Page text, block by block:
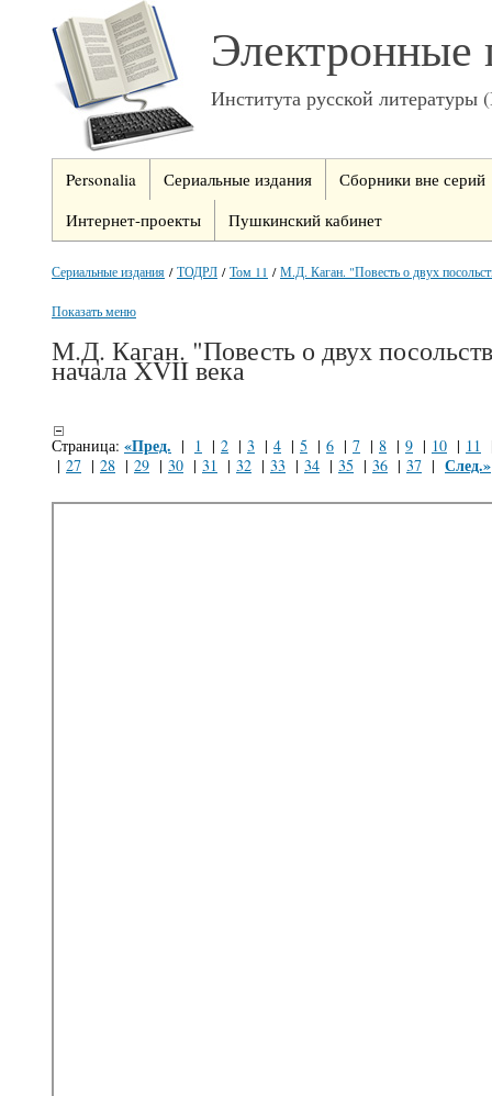
Электронные
Института русской
Personalia Сериальные издания
Сборники вне серий
Интернет-проекты
Пушкинский кабинет
Сериальные издания /ТОДРЛ /Том 11 /М.Д. Каган. "Повесть о двух
Показать меню
М.Д. Каган. "Повесть о двух
начала XVII века
Страница: «Пред. | 1 | 2 | 3 | 4 | 5 | 6 | 7 | 8 | 9 | 10 | 11
| 27 | 28 | 29 | 30 | 31 | 32 | 33 | 34 | 35 | 36 | 37 | След.»